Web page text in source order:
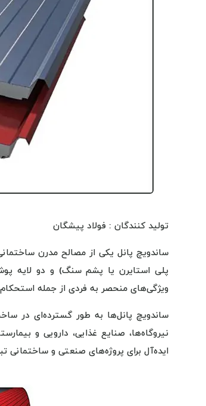
تولید کنندگان : فولاد پیشگان
ساندویچ پانل یکی از مصالح مدرن
پلی استایرن یا پشم سنگ) و دو لایه
ویژگی‌های منحصر به فردی از جمله استحکام
ساندویچ پانل‌ها به طور گسترده‌ای در
نیروگاه‌ها، صنایع غذایی، دارویی و
ایده‌آل برای پروژه‌های صنعتی و ساختمانی